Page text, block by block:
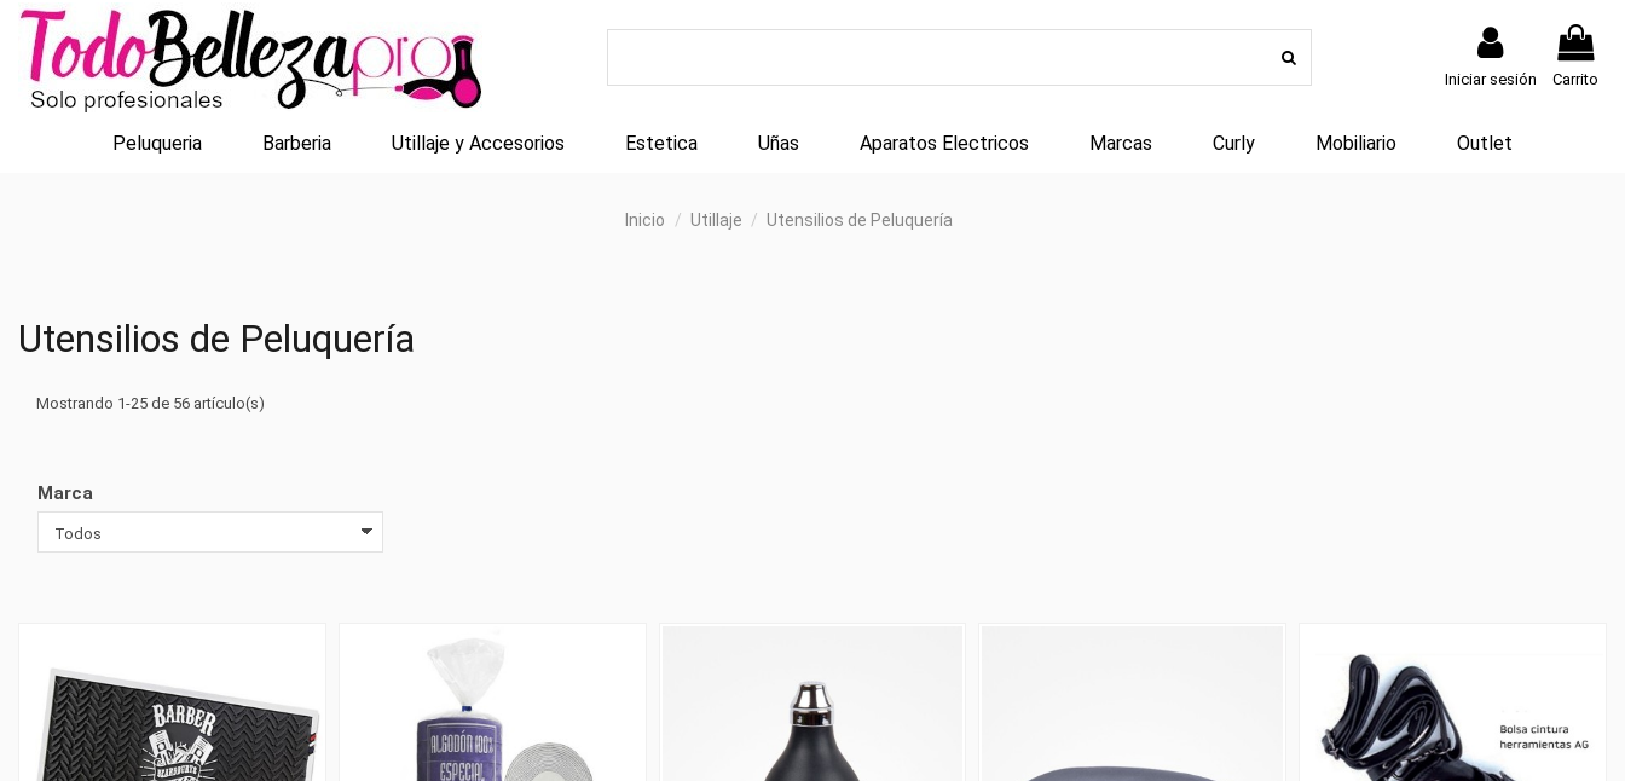
Iniciar sesión Carrito
Peluqueria Barberia Utillaje y Accesorios Estetica Uñas Aparatos Electricos Marcas Curly Mobiliario Outlet
Inicio Utillaje Utensilios de Peluquería
Utensilios de Peluquería
Mostrando 1-25 de 56 artículo(s)
Marca